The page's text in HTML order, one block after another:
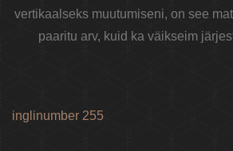
vertikaalseks muutumiseni, on see
paaritu arv, kuid ka väikseim
inglinumber 255